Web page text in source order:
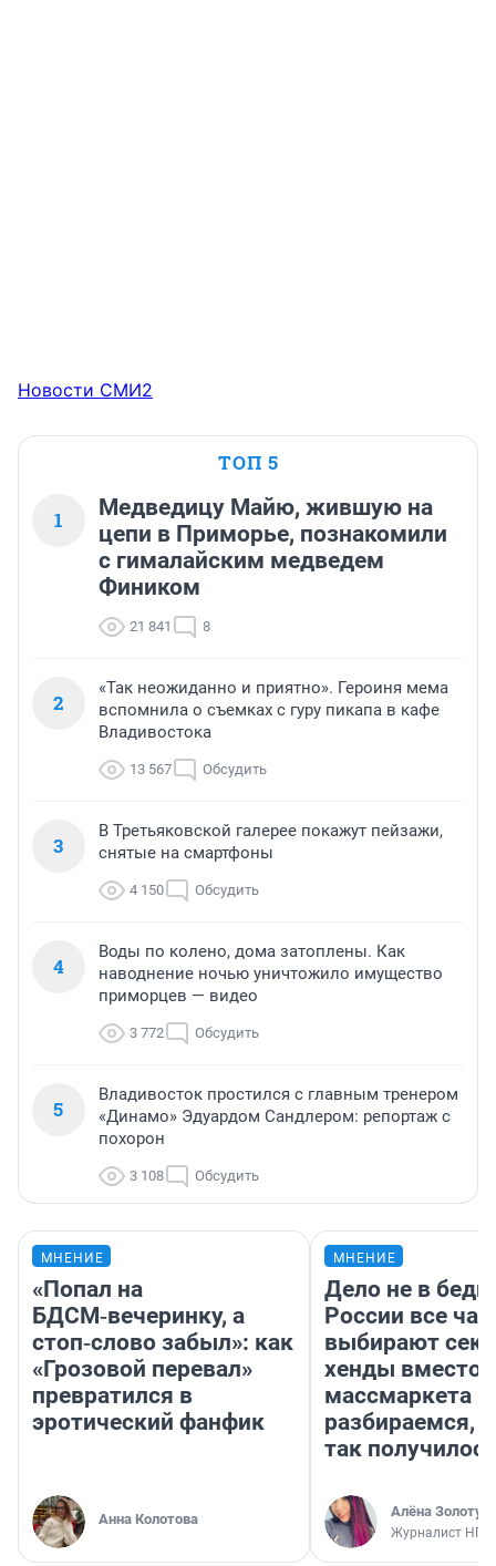
Новости СМИ2
ТОП 5
1
Медведицу Майю, жившую на
цепи в Приморье, познакомили
с гималайским медведем
Фиником
21 841 8
2
«Так неожиданно и приятно». Героиня мема
вспомнила о съемках с гуру пикапа в кафе
Владивостока
13 567 Обсудить
3
В Третьяковской галерее покажут пейзажи,
снятые на смартфоны
4 150 Обсудить
4
Воды по колено, дома затоплены. Как
наводнение ночью уничтожило имущество
приморцев — видео
3 772 Обсудить
5
Владивосток простился с главным тренером
«Динамо» Эдуардом Сандлером: репортаж с
похорон
3 108 Обсудить
МНЕНИЕ
«Попал на
БДСМ‑вечеринку, а
стоп‑слово забыл»: как
«Грозовой перевал»
превратился в
эротический фанфик
Анна Колотова
МНЕНИЕ
Дело не в
России все
выбирают
хенды вместо
массмаркета —
разбираемся,
так
Алёна
Журналист НГС